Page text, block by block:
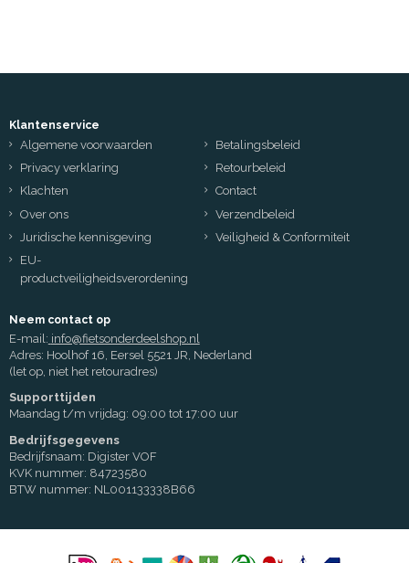
Klantenservice
Algemene voorwaarden
Betalingsbeleid
Privacy verklaring
Retourbeleid
Klachten
Contact
Over ons
Verzendbeleid
Juridische kennisgeving
Veiligheid & Conformiteit
EU-
productveiligheidsverordening
Neem contact op
E-mail: info@fietsonderdeelshop.nl
Adres: Hoolhof 16, Eersel 5521 JR, Nederland
(let op, niet het retouradres)
Supporttijden
Maandag t/m vrijdag: 09:00 tot 17:00 uur
Bedrijfsgegevens
Bedrijfsnaam: Digister VOF
KVK nummer: 84723580
BTW nummer: NL001133338B66